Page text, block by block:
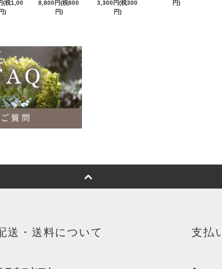
(税1,00
)
8,800円(税800
円)
3,300円(税300
円)
円)
送・送料について 支払